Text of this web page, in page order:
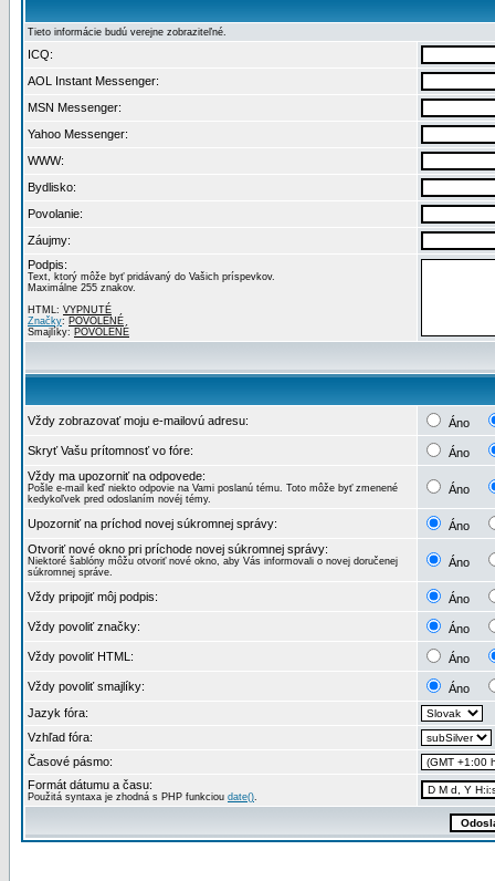
Tieto informácie budú verejne zobraziteľné.
ICQ:
AOL Instant Messenger:
MSN Messenger:
Yahoo Messenger:
WWW:
Bydlisko:
Povolanie:
Záujmy:
Podpis:
Text, ktorý môže byť pridávaný do Vašich príspevkov.
Maximálne 255 znakov.
HTML: VYPNUTÉ
Značky: POVOLENÉ
Smajlíky: POVOLENÉ
Vždy zobrazovať moju e-mailovú adresu: Áno
Skryť Vašu prítomnosť vo fóre:
Áno
Vždy ma upozorniť na odpovede:
Pošle e-mail keď niekto odpovie na Vami poslanú tému. Toto môže byť zmenené
kedykoľvek pred odoslaním novéj témy.
Áno
Upozorniť na príchod novej súkromnej správy:
Áno
Otvoriť nové okno pri príchode novej súkromnej správy:
Niektoré šablóny môžu otvoriť nové okno, aby Vás informovali o novej doručenej
súkromnej správe.
Áno
Vždy pripojiť môj podpis: Áno
Vždy povoliť značky: Áno
Vždy povoliť HTML: Áno
Vždy povoliť smajlíky:
Áno
Jazyk fóra:
Vzhľad fóra:
Časové pásmo:
Formát dátumu a času:
Použitá syntaxa je zhodná s PHP funkciou date().